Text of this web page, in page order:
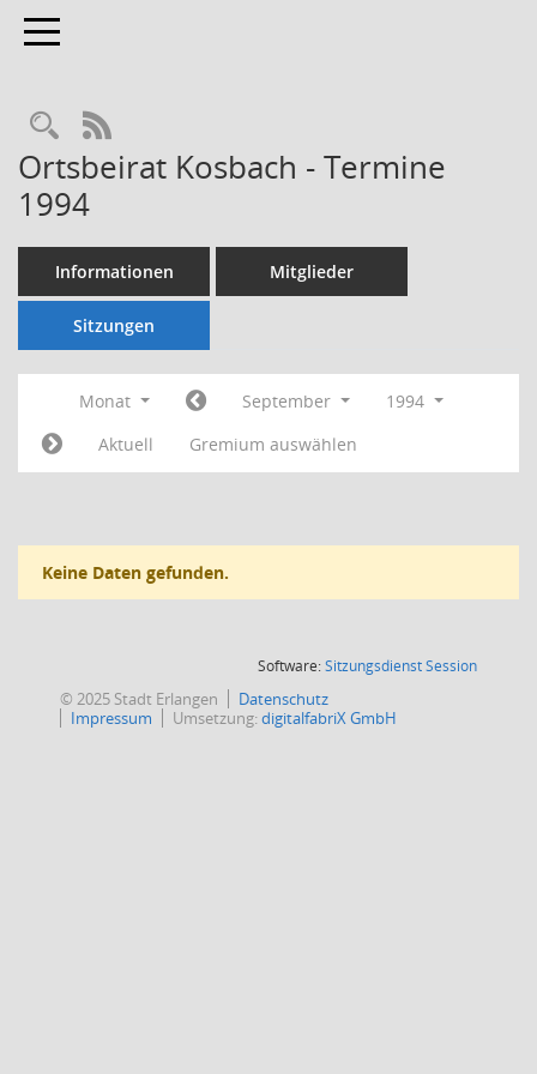
Toggle navigation
Rechercheauswahl
RSS-Feed
Ortsbeirat Kosbach - Termine
1994
Informationen Mitglieder
Sitzungen
Monat September
1994
Aktuell
Gremium auswählen
Keine Daten gefunden.
Software:SitzungsdienstSession(Wird in
© 2025 Stadt Erlangen
Datenschutz
Impressum
Umsetzung:digitalfabriX GmbH